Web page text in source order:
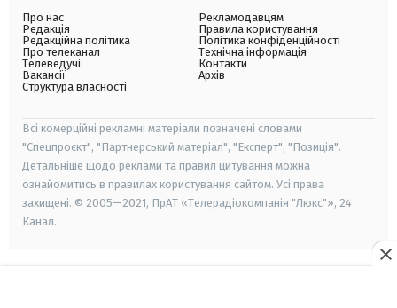
Про нас
Редакція
Редакційна політика
Про телеканал
Телеведучі
Вакансії
Структура власності
Рекламодавцям
Правила користування
Політика конфіденційності
Технічна інформація
Контакти
Архів
Всі комерційні рекламні матеріали позначені словами
"Спецпроєкт", "Партнерський матеріал", "Експерт", "Позиція".
Детальніше щодо реклами та правил цитування можна
ознайомитись в правилах користування сайтом. Усі права
захищені. © 2005—2021, ПрАТ «Телерадіокомпанія "Люкс"», 24
Канал.